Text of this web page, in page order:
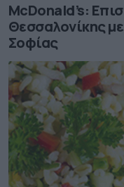
McDonald’s:
Θεσσαλονίκης
Σοφίας